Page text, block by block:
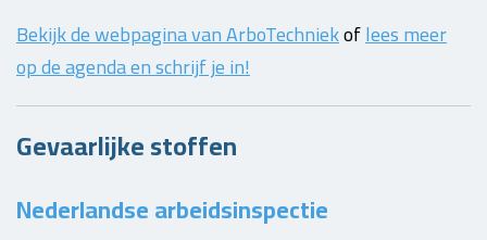
Bekijk de webpagina van ArboTechniekoflees meer
op de agenda en schrijf je in!
Gevaarlijke stoffen
Nederlandse arbeidsinspectie